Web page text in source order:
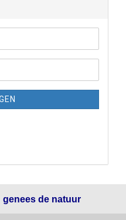
de natuur